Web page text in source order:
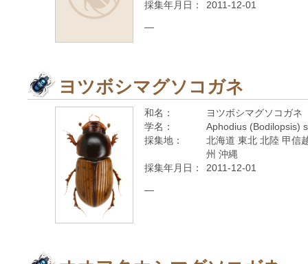
採集年月日：
2011-12-01
—
ヨツボシマグソコガネ
和名：
ヨツボシマグソコガネ
学名：
Aphodius (Bodilopsis)
採集地：
北海道 東北 北陸 甲信
州 沖縄
採集年月日：
2011-12-01
—